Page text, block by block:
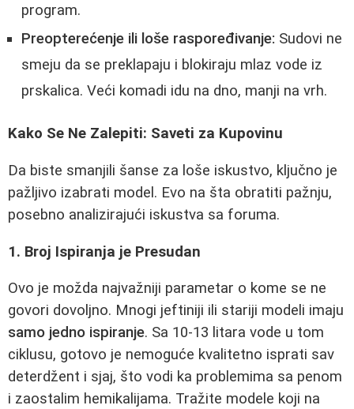
program.
Preopterećenje ili loše raspoređivanje: Sudovi ne
smeju da se preklapaju i blokiraju mlaz vode iz
prskalica. Veći komadi idu na dno, manji na vrh.
Kako Se Ne Zalepiti: Saveti za Kupovinu
Da biste smanjili šanse za loše iskustvo, ključno je
pažljivo izabrati model. Evo na šta obratiti pažnju,
posebno analizirajući iskustva sa foruma.
1. Broj Ispiranja je Presudan
Ovo je možda najvažniji parametar o kome se ne
govori dovoljno. Mnogi jeftiniji ili stariji modeli imaju
samo jedno ispiranje. Sa 10-13 litara vode u tom
ciklusu, gotovo je nemoguće kvalitetno isprati sav
deterdžent i sjaj, što vodi ka problemima sa penom
i zaostalim hemikalijama. Tražite modele koji na